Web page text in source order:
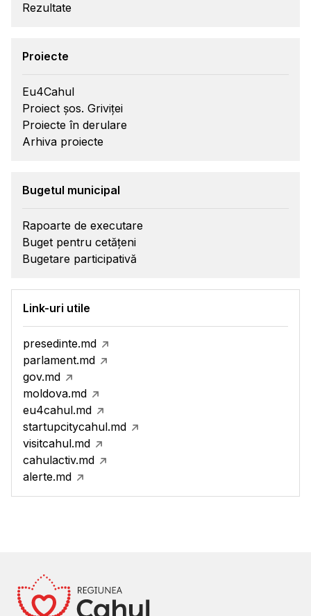
Rezultate
Proiecte
Eu4Cahul
Proiect șos. Griviței
Proiecte în derulare
Arhiva proiecte
Bugetul municipal
Rapoarte de executare
Buget pentru cetățeni
Bugetare participativă
Link-uri utile
presedinte.md
parlament.md
gov.md
moldova.md
eu4cahul.md
startupcitycahul.md
visitcahul.md
cahulactiv.md
alerte.md